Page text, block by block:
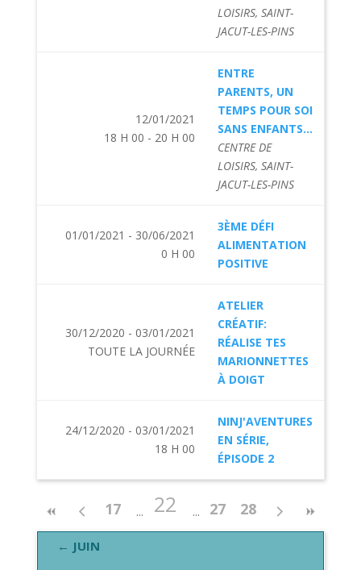
LOISIRS, SAINT-
JACUT-LES-PINS
12/01/2021
18 H 00 - 20 H 00
ENTRE
PARENTS, UN
TEMPS POUR SOI
SANS ENFANTS...
CENTRE DE
LOISIRS, SAINT-
JACUT-LES-PINS
01/01/2021 - 30/06/2021
0 H 00
3ÈME DÉFI
ALIMENTATION
POSITIVE
30/12/2020 - 03/01/2021
TOUTE LA JOURNÉE
ATELIER
CRÉATIF:
RÉALISE TES
MARIONNETTES
À DOIGT
24/12/2020 - 03/01/2021
18 H 00
NINJ'AVENTURES
EN SÉRIE,
ÉPISODE 2
17 22 27 28
← JUIN